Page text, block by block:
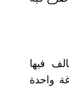
فيها
واحدة